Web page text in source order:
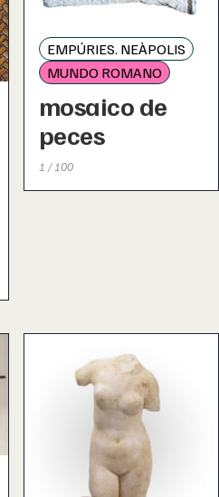
EMPÚRIES. NEÀPOLIS
MUNDO ROMANO
mosaico de
peces
1 / 100